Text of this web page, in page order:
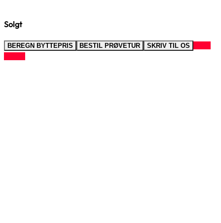
Solgt
BEREGN BYTTEPRIS BESTIL PRØVETUR SKRIV TIL OS